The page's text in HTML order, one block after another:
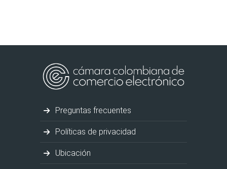
Preguntas frecuentes
Políticas de privacidad
Ubicación